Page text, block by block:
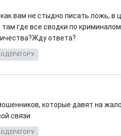
вам не стыдно писать ложь, в
где все сводки по
ответа?
которые давят на
связи